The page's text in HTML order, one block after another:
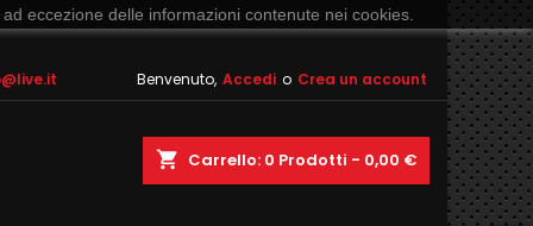
Benvenuto, Accedi o Crea un account
shopping_cart Carrello: 0 Prodotti - 0,00 €
eccezione delle informazioni contenute nei cookies.